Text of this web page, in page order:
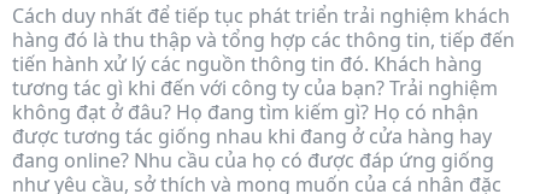
Cách duy nhất để tiếp tục phát triển trải nghiệm khách
hàng đó là thu thập và tổng hợp các thông tin, tiếp đến
tiến hành xử lý các nguồn thông tin đó. Khách hàng
tương tác gì khi đến với công ty của bạn? Trải nghiệm
không đạt ở đâu? Họ đang tìm kiếm gì? Họ có nhận
được tương tác giống nhau khi đang ở cửa hàng hay
đang online? Nhu cầu của họ có được đáp ứng giống
như yêu cầu, sở thích và mong muốn của cá nhân đặc